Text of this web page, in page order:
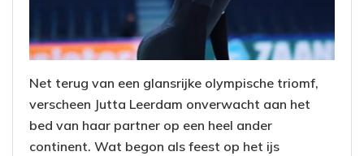
Net terug van een glansrijke olympische triomf,
verscheen Jutta Leerdam onverwacht aan het
bed van haar partner op een heel ander
continent. Wat begon als feest op het ijs